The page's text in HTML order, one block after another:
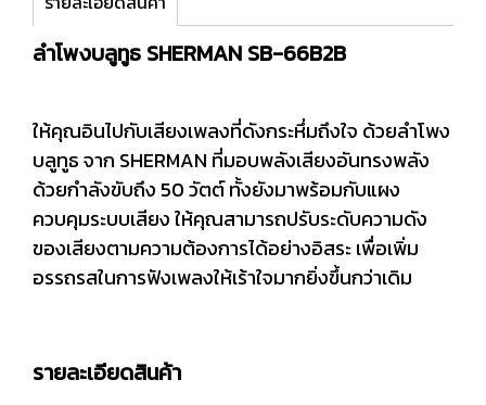
ลำโพงบลูทูธ SHERMAN SB-66B2B
ให้คุณอินไปกับเสียงเพลงที่ดังกระหึ่มถึงใจ ด้วยลำโพง
บลูทูธ จาก SHERMAN ที่มอบพลังเสียงอันทรงพลัง
ด้วยกำลังขับถึง 50 วัตต์ ทั้งยังมาพร้อมกับแผง
ควบคุมระบบเสียง ให้คุณสามารถปรับระดับความดัง
ของเสียงตามความต้องการได้อย่างอิสระ เพื่อเพิ่ม
อรรถรสในการฟังเพลงให้เร้าใจมากยิ่งขึ้นกว่าเดิม
รายละเอียดสินค้า